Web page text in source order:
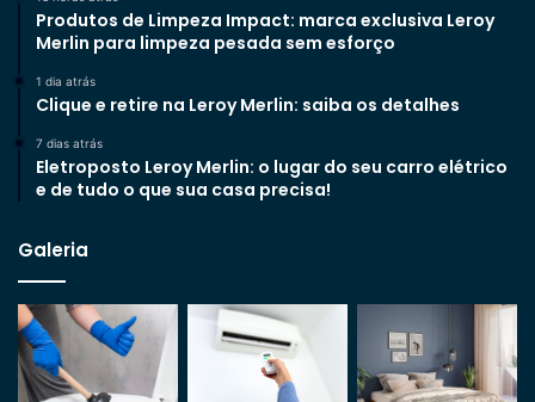
Produtos de Limpeza Impact: marca exclusiva Leroy
Merlin para limpeza pesada sem esforço
1 dia atrás
Clique e retire na Leroy Merlin: saiba os detalhes
7 dias atrás
Eletroposto Leroy Merlin: o lugar do seu carro elétrico
e de tudo o que sua casa precisa!
Galeria